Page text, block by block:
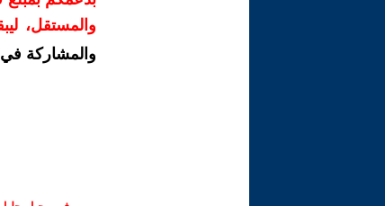
والمستقل،
والمشاركة